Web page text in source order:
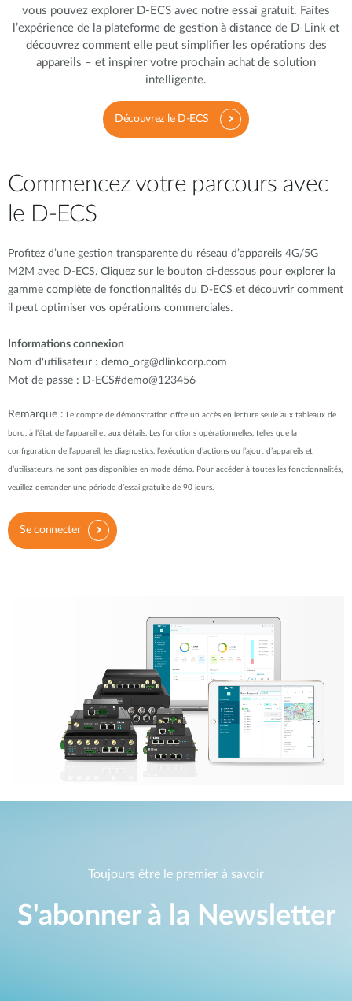
vous pouvez explorer D-ECS avec notre essai gratuit. Faites
l’expérience de la plateforme de gestion à distance de D-Link et
découvrez comment elle peut simplifier les opérations des
appareils – et inspirer votre prochain achat de solution
intelligente.
Découvrez le D-ECS
Commencez votre parcours avec
le D-ECS
Profitez d’une gestion transparente du réseau d’appareils 4G/5G
M2M avec D-ECS. Cliquez sur le bouton ci-dessous pour explorer la
gamme complète de fonctionnalités du D-ECS et découvrir comment
il peut optimiser vos opérations commerciales.
Informations connexion
Nom d'utilisateur : demo_org@dlinkcorp.com
Mot de passe : D-ECS#demo@123456
Remarque : Le compte de démonstration offre un accès en lecture seule aux tableaux de
bord, à l’état de l’appareil et aux détails. Les fonctions opérationnelles, telles que la
configuration de l’appareil, les diagnostics, l’exécution d’actions ou l’ajout d’appareils et
d’utilisateurs, ne sont pas disponibles en mode démo. Pour accéder à toutes les fonctionnalités,
veuillez demander une période d’essai gratuite de 90 jours.
Se connecter
Toujours être le premier à savoir
S'abonner à la Newsletter